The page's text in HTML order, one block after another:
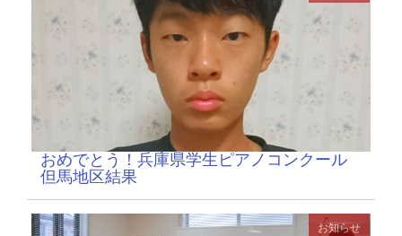
おめでとう！兵庫県学生ピアノコンクール
但馬地区結果
お知らせ